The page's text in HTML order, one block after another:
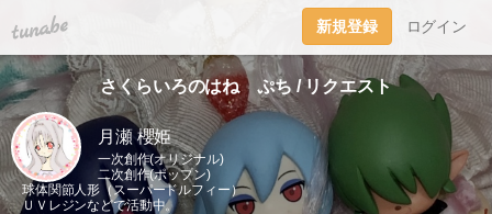
tuna.be 新規登録 ログイン
さくらいろのはね ぷち / リクエスト
月瀬 櫻姫
一次創作(オリジナル)
二次創作(ポップン)
球体関節人形（スーパードルフィー）
ＵＶレジンなどで活動中。